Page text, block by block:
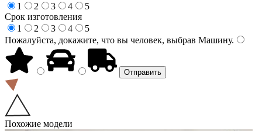
1
2 3 4
5
Срок изготовления
1
2 3 4
5
Пожалуйста, докажите, что вы человек, выбрав Машину.
Похожие модели